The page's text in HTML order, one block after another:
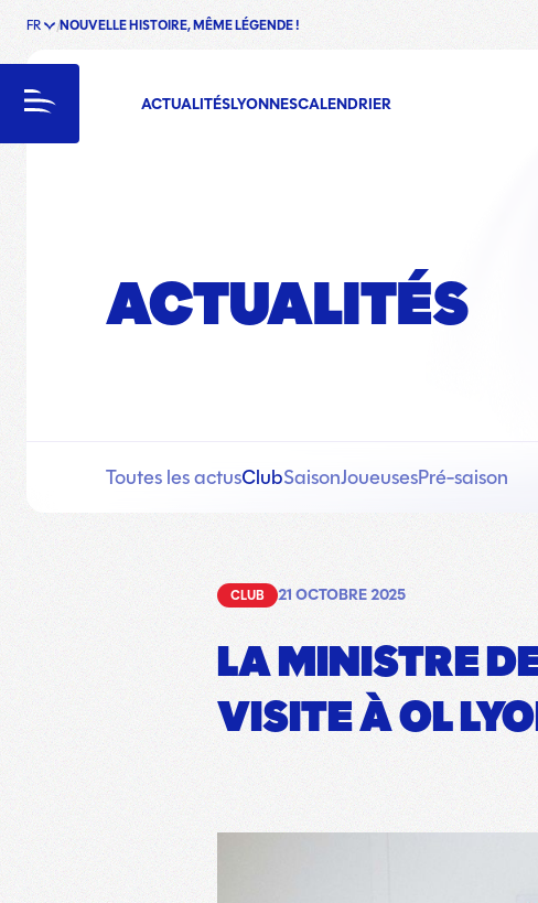
FR NOUVELLE HISTOIRE, MÊME LÉGENDE !
Menu ACTUALITÉSLYONNESCALENDRIER
ACTUALITÉS
Toutes les actusClubSaisonJoueusesPré-saison
CLUB 21 OCTOBRE 2025
LA MINISTRE
VISITE À OL